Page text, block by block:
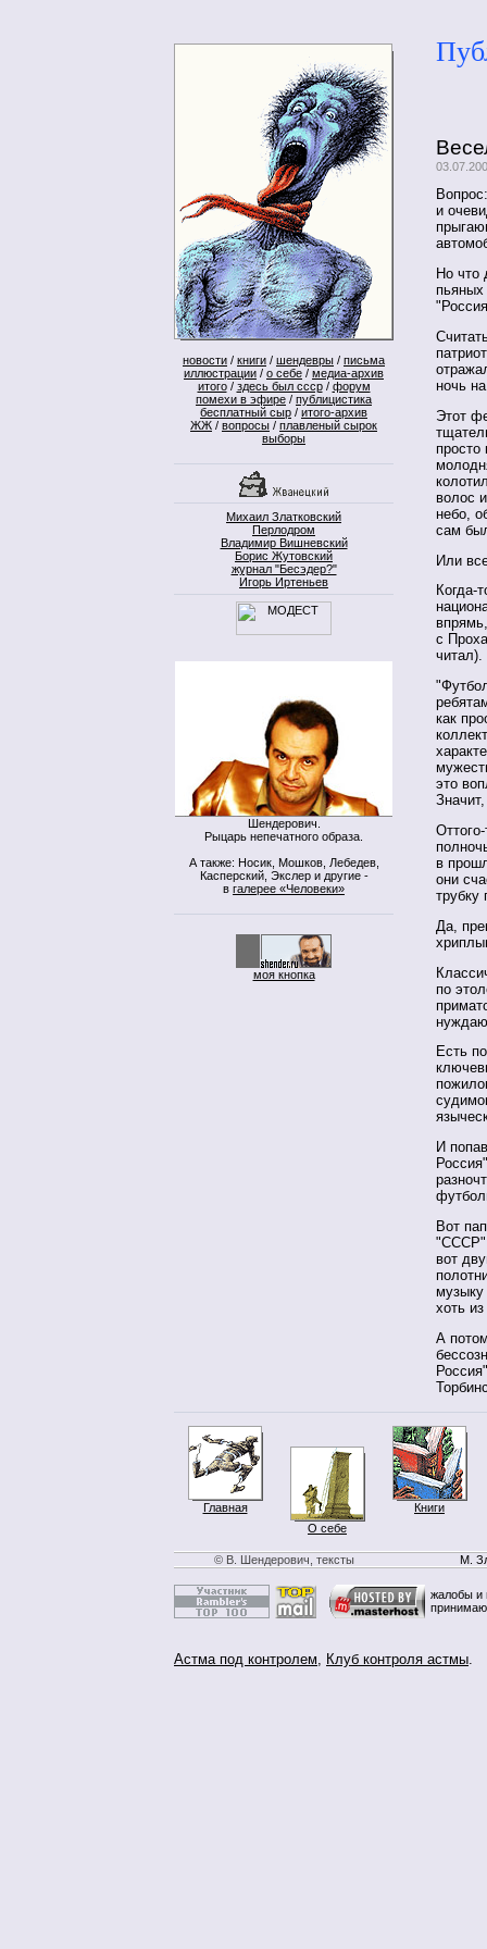
новости / книги / шендевры / письма
иллюстрации / о себе / медиа-архив
итого/ здесь был ссср/ форум
помехи в эфире / публицистика
бесплатный сыр / итого-архив
ЖЖ / вопросы / плавленый сырок
выборы
Михаил Златковский
Перлодром
Владимир Вишневский
Борис Жутовский
журнал "Бесэдер?"
Игорь Иртеньев
Шендерович.
Рыцарь непечатного образа.
А также: Носик, Мошков, Лебедев,
Касперский, Экслер и другие -
в галерее «Человеки»
моя кнопка
и
Но что
ночь
Этот
просто
волос
небо,
сам
Или
Когда-
с
читал).
как
это
в
они
трубку
Да,
по
Есть
И
Вот
"СССР".
вот
музыку
хоть
А
Главная
О себе
Книги
© В. Шендерович, тексты М.
жалобы и
Астма под контролем, Клуб контроля астмы.